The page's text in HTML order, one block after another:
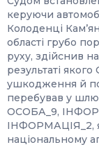
керуючи
Колоденці
області грубо
руху, здійснив
результаті
ушкодження й
перебував у
ОСОБА_9,
ІНФОРМАЦІЯ_2,
національному